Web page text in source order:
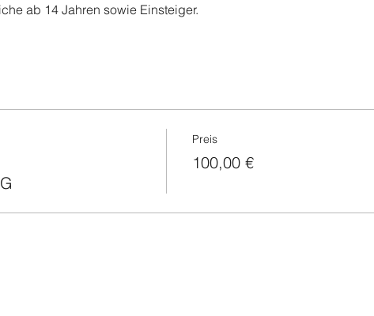
ab 14 Jahren sowie Einsteiger.
Preis
100,00 €